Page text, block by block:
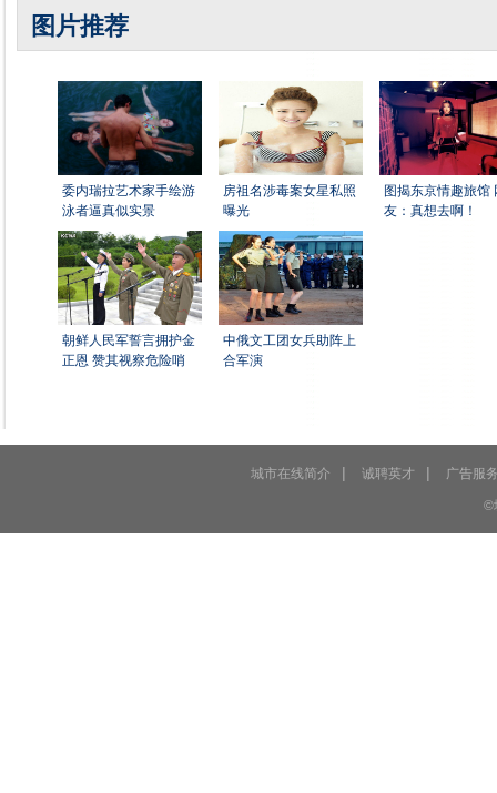
图片推荐
委内瑞拉艺术家手绘游
泳者逼真似实景
房祖名涉毒案女星私照
曝光
图揭东京情趣旅馆
友：真想去啊！
朝鲜人民军誓言拥护金
正恩 赞其视察危险哨
中俄文工团女兵助阵上
合军演
城市在线简介 | 诚聘英才 | 广告服
©